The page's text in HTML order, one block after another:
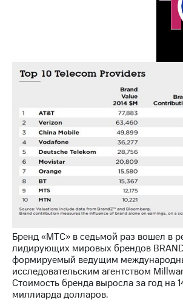
Бренд «МТС» в седьмой раз вошел в
лидирующих мировых брендов
формируемый ведущим
исследовательским агентством
Стоимость бренда выросла за год на
миллиарда долларов.